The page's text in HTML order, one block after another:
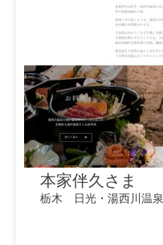
本家伴久さま
栃木 日光・湯西川温泉